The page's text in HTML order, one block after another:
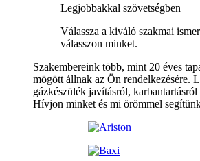
Legjobbakkal szövetségben
Válassza a kiváló szakmai
válasszon minket.
Szakembereink több, mint 20 éves
mögött állnak az Ön rendelkezésére.
gázkészülék javításról,
Hívjon minket és mi örömmel